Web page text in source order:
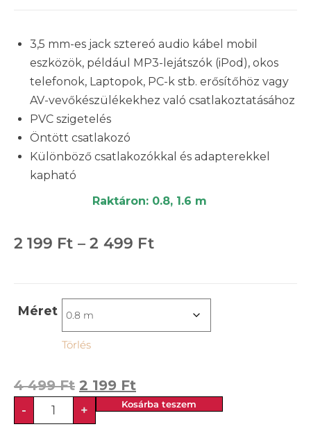
3,5 mm-es jack sztereó audio kábel mobil
eszközök, például MP3-lejátszók (iPod), okos
telefonok, Laptopok, PC-k stb. erősítőhöz vagy
AV-vevőkészülékekhez való csatlakoztatásához
PVC szigetelés
Öntött csatlakozó
Különböző csatlakozókkal és adapterekkel
kapható
Raktáron: 0.8, 1.6 m
2 199 Ft – 2 499 Ft
Méret
Törlés
4 499Ft 2 199 Ft
- + Kosárba teszem